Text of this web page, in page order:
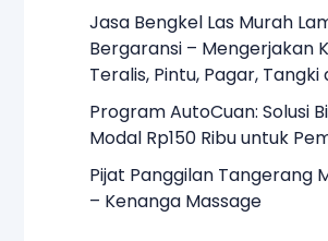
Jasa Bengkel Las Murah
Bergaransi – Mengerjakan
Teralis, Pintu, Pagar, Tangki
Program AutoCuan: Solusi
Modal Rp150 Ribu untuk
Pijat Panggilan Tangerang
– Kenanga Massage